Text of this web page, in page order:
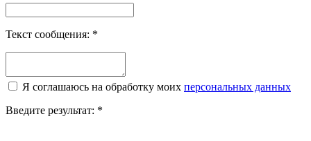
Текст сообщения: *
Я соглашаюсь на обработку моих персональных данных
Введите результат: *